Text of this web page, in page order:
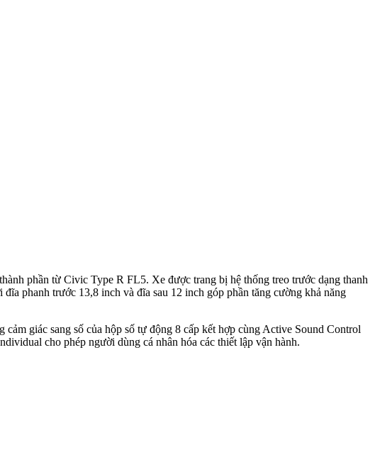
phần từ Civic Type R FL5. Xe được trang bị hệ thống treo trước dạng thanh
phanh trước 13,8 inch và đĩa sau 12 inch góp phần tăng cường khả năng
cảm giác sang số của hộp số tự động 8 cấp kết hợp cùng Active Sound Control
cho phép người dùng cá nhân hóa các thiết lập vận hành.